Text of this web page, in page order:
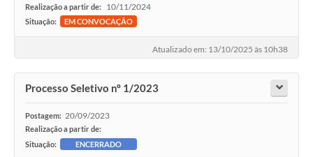
Realização a partir de: 10/11/2024
Situação: EM CONVOCAÇÃO
Atualizado em: 13/10/2025 às 10h38
Processo Seletivo nº 1/2023
Postagem: 20/09/2023
Realização a partir de:
Situação:
ENCERRADO